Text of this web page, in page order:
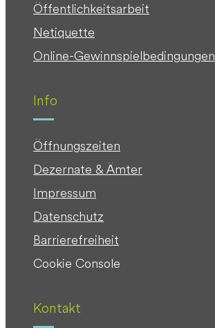
Öffentlichkeitsarbeit
Netiquette
Online-Gewinnspielbedingungen
Info
Öffnungszeiten
Dezernate & Ämter
Impressum
Datenschutz
Barrierefreiheit
Cookie Console
Kontakt